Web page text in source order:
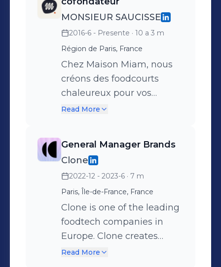
MONSIEUR SAUCISSE
2016-6 - Presente · 10 a 3 m
Région de Paris, France
Chez Maison Miam, nous
créons des foodcourts
chaleureux pour vos
réceptions d’entreprise et
issues de la streetfood pour
surprendre vos convives au
moyen d’une finger food
élégante et décontractée.
Pour ce faire, on a
réinventé la streetfood
pour vos événements
d’entreprise. Conçues pour
Read More
General Manager Brands
Clone
2022-12 - 2023-6 · 7 m
Paris, Île-de-France, France
Clone is one of the leading
foodtech companies in
Europe. Clone creates
online food delivery brands,
Read More